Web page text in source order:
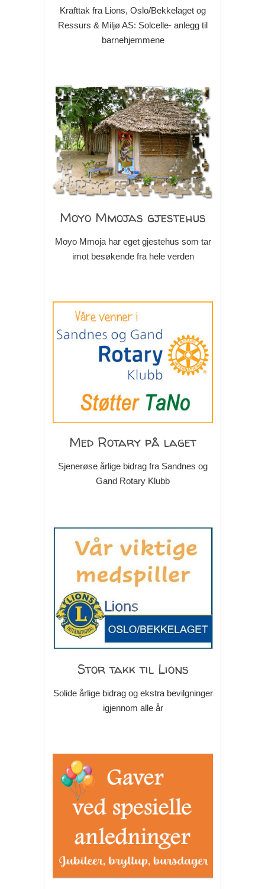
Krafttak fra Lions, Oslo/Bekkelaget og
Ressurs & Miljø AS: Solcelle- anlegg til
barnehjemmene
Moyo Mmojas gjestehus
Moyo Mmoja har eget gjestehus som tar
imot besøkende fra hele verden
Med Rotary på laget
Sjenerøse årlige bidrag fra Sandnes og
Gand Rotary Klubb
Stor takk til Lions
Solide årlige bidrag og ekstra bevilgninger
igjennom alle år